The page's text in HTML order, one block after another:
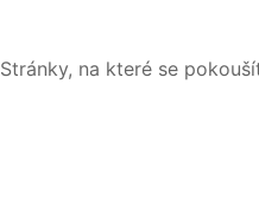
Stránky, na které se